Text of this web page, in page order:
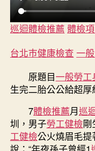
巡迴體檢推薦 體檢
台北巿健康檢查 一
原題目一般勞工
生完二胎公公給超
7體檢推薦月巡
圳，男子勞工健檢剛
工健檢公火燒眉毛提